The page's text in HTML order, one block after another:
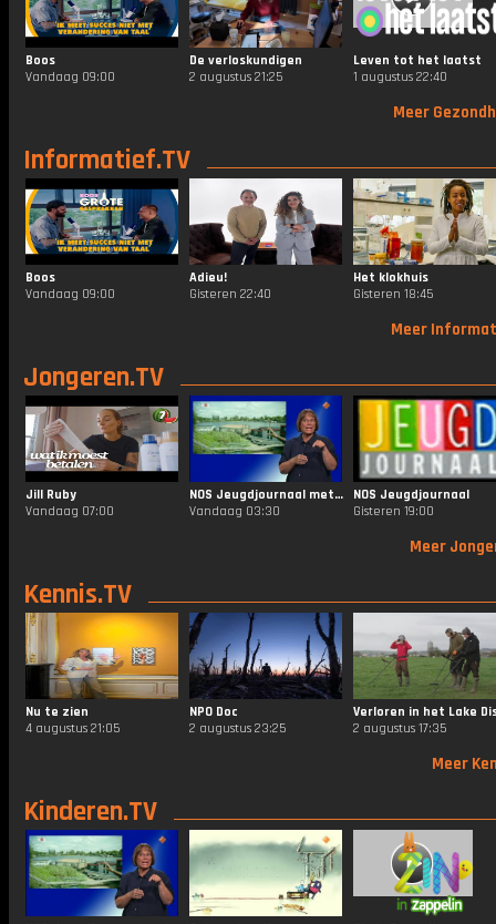
Boos
Vandaag 09:00
De verloskundigen
2 augustus 21:25
Leven tot het laatst
1 augustus 22:40
Meer
Informatief.TV
Boos
Vandaag 09:00
Adieu!
Gisteren 22:40
Het klokhuis
Gisteren 18:45
Meer
Jongeren.TV
Jill Ruby
Vandaag 07:00
NOS Jeugdjournaal met Gebarentaal
Vandaag 03:30
NOS Jeugdjournaal
Gisteren 19:00
Meer
Kennis.TV
Nu te zien
4 augustus 21:05
NPO Doc
2 augustus 23:25
2 augustus 17:35
Meer
Kinderen.TV